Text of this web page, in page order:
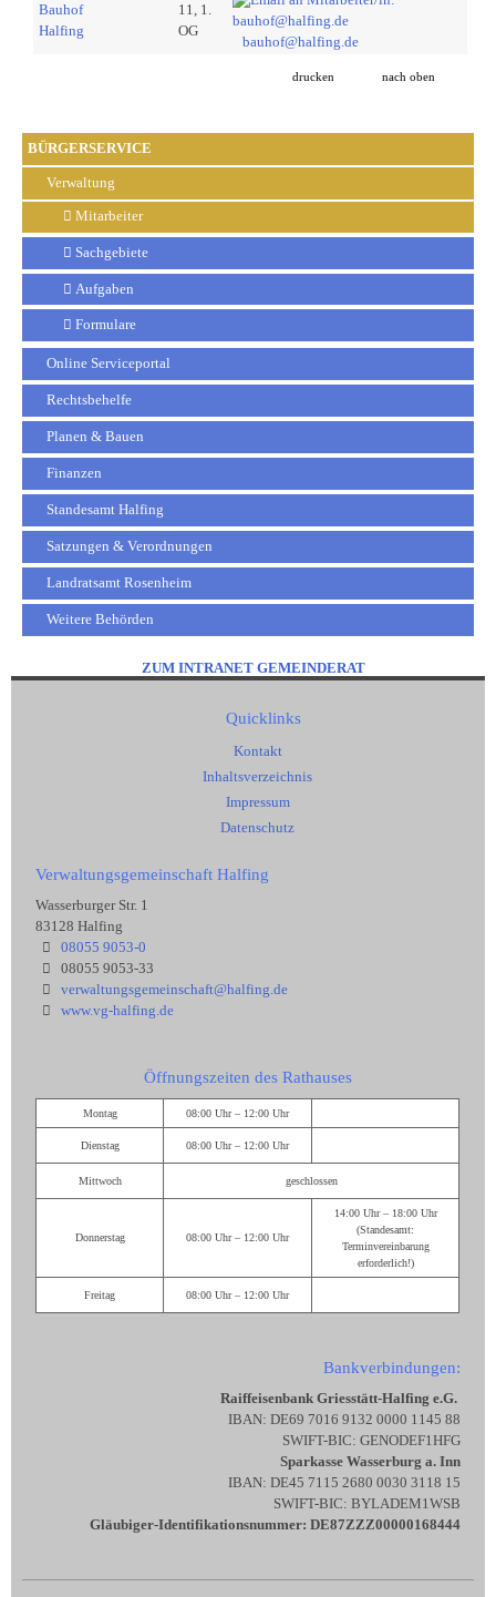
BÜRGERSERVICE
Verwaltung
Mitarbeiter
Sachgebiete
Aufgaben
Formulare
Online Serviceportal
Rechtsbehelfe
Planen & Bauen
Finanzen
Standesamt Halfing
Satzungen & Verordnungen
Landratsamt Rosenheim
Weitere Behörden
Bauhof
Halfing
11, 1.
OG
bauhof@halfing.de
drucken nach oben
ZUM INTRANET GEMEINDERAT
Quicklinks
Kontakt
Inhaltsverzeichnis
Impressum
Datenschutz
Verwaltungsgemeinschaft Halfing
Wasserburger Str. 1
83128 Halfing
08055 9053-0
08055 9053-33
verwaltungsgemeinschaft@halfing.de
www.vg-halfing.de
Öffnungszeiten des Rathauses
Montag 08:00 Uhr – 12:00 Uhr
Dienstag 08:00 Uhr – 12:00 Uhr
Mittwoch geschlossen
Donnerstag 08:00 Uhr – 12:00 Uhr
14:00 Uhr – 18:00 Uhr
(Standesamt:
Terminvereinbarung
erforderlich!)
Freitag 08:00 Uhr – 12:00 Uhr
Bankverbindungen:
Raiffeisenbank Griesstätt-Halfing e.G.
IBAN: DE69 7016 9132 0000 1145 88
SWIFT-BIC: GENODEF1HFG
Sparkasse Wasserburg a. Inn
IBAN: DE45 7115 2680 0030 3118 15
SWIFT-BIC: BYLADEM1WSB
Gläubiger-Identifikationsnummer: DE87ZZZ00000168444